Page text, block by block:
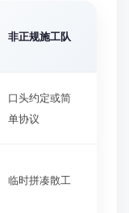
非正规施工队
口头约定或简
单协议
临时拼凑散工